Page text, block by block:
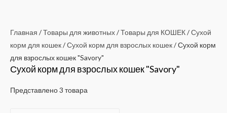
Главная /Товары для животных/Товары для КОШЕК/Сухой
корм для кошек/Сухой корм для взрослых кошек/ Сухой корм
для взрослых кошек "Savory"
Сухой корм для взрослых кошек "Savory"
Представлено 3 товара